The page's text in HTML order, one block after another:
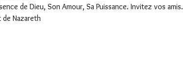
de Dieu, Son Amour, Sa Puissance. Invitez vos amis.
de Nazareth